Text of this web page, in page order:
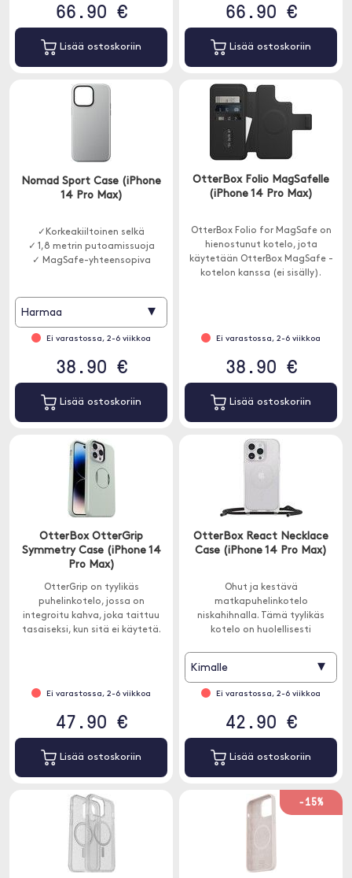
66.90 €
Lisää ostoskoriin
66.90 €
Lisää ostoskoriin
Nomad Sport Case (iPhone
14 Pro Max)
✓Korkeakiiltoinen selkä
✓ 1,8 metrin putoamissuoja
✓ MagSafe-yhteensopiva
Harmaa ▾
Ei varastossa, 2-6 viikkoa
38.90 €
Lisää ostoskoriin
OtterBox Folio MagSafelle
(iPhone 14 Pro Max)
OtterBox Folio for MagSafe on
hienostunut kotelo, jota
käytetään OtterBox MagSafe -
kotelon kanssa (ei sisälly).
Ei varastossa, 2-6 viikkoa
38.90 €
Lisää ostoskoriin
OtterBox OtterGrip
Symmetry Case (iPhone 14
Pro Max)
OtterGrip on tyylikäs
puhelinkotelo, jossa on
integroitu kahva, joka taittuu
tasaiseksi, kun sitä ei käytetä.
Ei varastossa, 2-6 viikkoa
47.90 €
Lisää ostoskoriin
OtterBox React Necklace
Case (iPhone 14 Pro Max)
Ohut ja kestävä
matkapuhelinkotelo
niskahihnalla. Tämä tyylikäs
kotelo on huolellisesti
laturien ja MagSafe-
lisävarusteiden kanssa.
Kimalle ▾
Ei varastossa, 2-6 viikkoa
42.90 €
Lisää ostoskoriin
-15%